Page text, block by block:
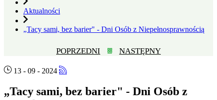
Aktualności
„Tacy sami, bez barier" - Dni Osób z Niepełnosprawnością
POPRZEDNI NASTĘPNY
13 - 09 - 2024
„Tacy sami, bez barier" - Dni Osób z